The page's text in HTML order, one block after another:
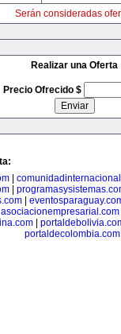
Serán consideradas
Realizar una Oferta
Precio Ofrecido $
|
asociacionempresarial.com
|
portaldecolombia.com